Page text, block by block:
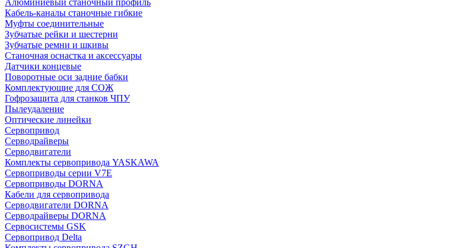
Кабель-каналы станочные гибкие
Муфты соединительные
Зубчатые рейки и шестерни
Зубчатые ремни и шкивы
Станочная оснастка и аксессуары
Датчики концевые
Поворотные оси задние бабки
Комплектующие для СОЖ
Гофрозащита для станков ЧПУ
Пылеудаление
Оптические линейки
Сервопривод
Серводрайверы
Серводвигатели
Комплекты сервопривода YASKAWA
Сервоприводы серии V7E
Сервоприводы DORNA
Кабели для сервопривода
Серводвигатели DORNA
Серводрайверы DORNA
Сервосистемы GSK
Сервопривод Delta